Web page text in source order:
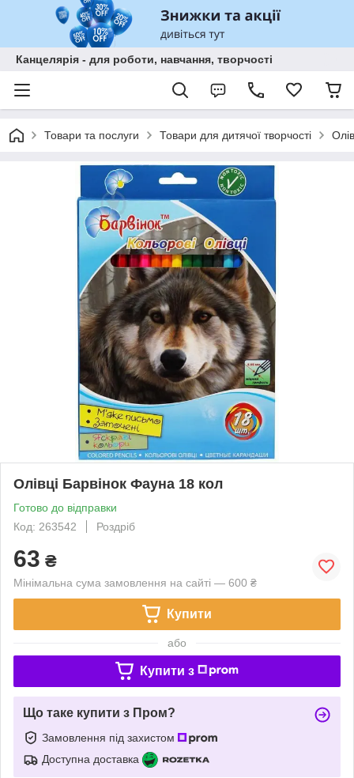
Канцелярія - для роботи, навчання, творчості
Товари та послуги Товари для дитячої творчості
Олівці Барвінок Фауна 18 кол
Готово до відправки
Код: 263542
Роздріб
63 ₴
Мінімальна сума замовлення на сайті — 600 ₴
Купити
або
Купити з
Що таке купити з Пром?
Замовлення під захистом
Доступна доставка